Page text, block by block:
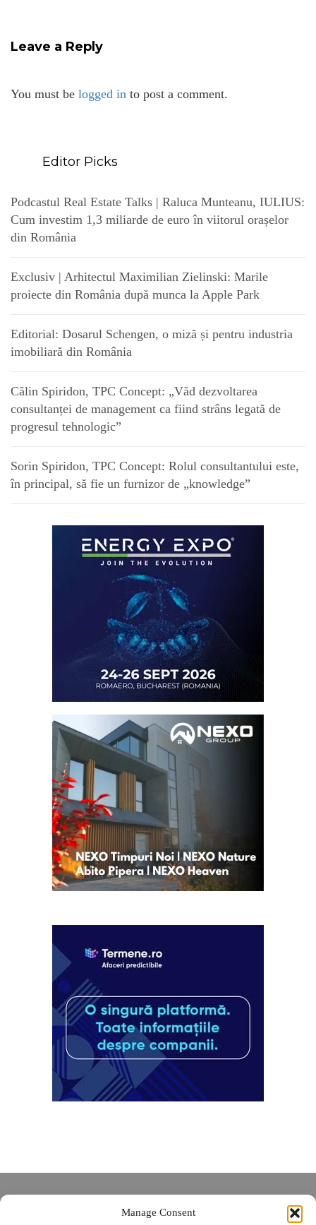
Manage Consent
Leave a Reply
You must be logged in to post a comment.
Editor Picks
Podcastul Real Estate Talks | Raluca Munteanu, IULIUS:
Cum investim 1,3 miliarde de euro în viitorul orașelor
din România
Exclusiv | Arhitectul Maximilian Zielinski: Marile
proiecte din România după munca la Apple Park
Editorial: Dosarul Schengen, o miză și pentru industria
imobiliară din România
Călin Spiridon, TPC Concept: „Văd dezvoltarea
consultanței de management ca fiind strâns legată de
progresul tehnologic”
Sorin Spiridon, TPC Concept: Rolul consultantului este,
în principal, să fie un furnizor de „knowledge”